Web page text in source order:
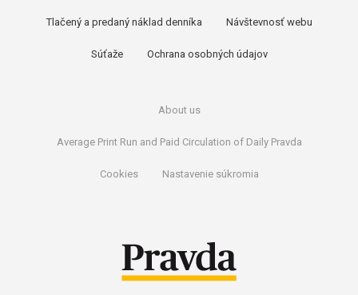
Tlačený a predaný náklad denníka Návštevnosť webu
Súťaže Ochrana osobných údajov
About us
Average Print Run and Paid Circulation of Daily Pravda
Cookies Nastavenie súkromia